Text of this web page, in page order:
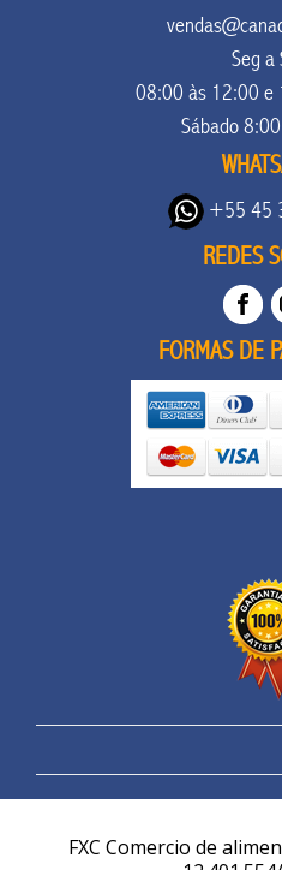
Seg a
08:00 às 12:00 e
Sábado
+55 45
REDES
FORMAS DE
FXC Comercio de